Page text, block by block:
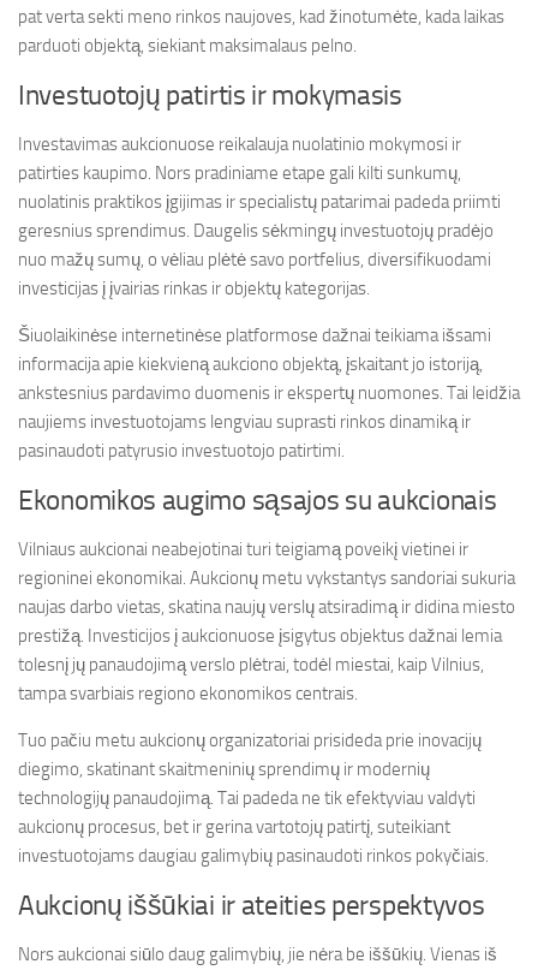
pat verta sekti meno rinkos naujoves, kad žinotumėte, kada laikas
parduoti objektą, siekiant maksimalaus pelno.
Investuotojų patirtis ir mokymasis
Investavimas aukcionuose reikalauja nuolatinio mokymosi ir
patirties kaupimo. Nors pradiniame etape gali kilti sunkumų,
nuolatinis praktikos įgijimas ir specialistų patarimai padeda priimti
geresnius sprendimus. Daugelis sėkmingų investuotojų pradėjo
nuo mažų sumų, o vėliau plėtė savo portfelius, diversifikuodami
investicijas į įvairias rinkas ir objektų kategorijas.
Šiuolaikinėse internetinėse platformose dažnai teikiama išsami
informacija apie kiekvieną aukciono objektą, įskaitant jo istoriją,
ankstesnius pardavimo duomenis ir ekspertų nuomones. Tai leidžia
naujiems investuotojams lengviau suprasti rinkos dinamiką ir
pasinaudoti patyrusio investuotojo patirtimi.
Ekonomikos augimo sąsajos su aukcionais
Vilniaus aukcionai neabejotinai turi teigiamą poveikį vietinei ir
regioninei ekonomikai. Aukcionų metu vykstantys sandoriai sukuria
naujas darbo vietas, skatina naujų verslų atsiradimą ir didina miesto
prestižą. Investicijos į aukcionuose įsigytus objektus dažnai lemia
tolesnį jų panaudojimą verslo plėtrai, todėl miestai, kaip Vilnius,
tampa svarbiais regiono ekonomikos centrais.
Tuo pačiu metu aukcionų organizatoriai prisideda prie inovacijų
diegimo, skatinant skaitmeninių sprendimų ir modernių
technologijų panaudojimą. Tai padeda ne tik efektyviau valdyti
aukcionų procesus, bet ir gerina vartotojų patirtį, suteikiant
investuotojams daugiau galimybių pasinaudoti rinkos pokyčiais.
Aukcionų iššūkiai ir ateities perspektyvos
Nors aukcionai siūlo daug galimybių, jie nėra be iššūkių. Vienas iš